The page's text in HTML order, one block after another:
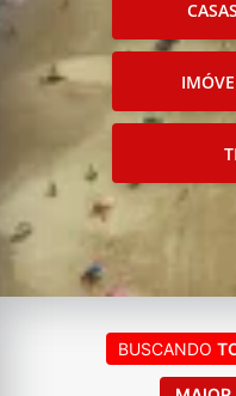
BUSCANDO